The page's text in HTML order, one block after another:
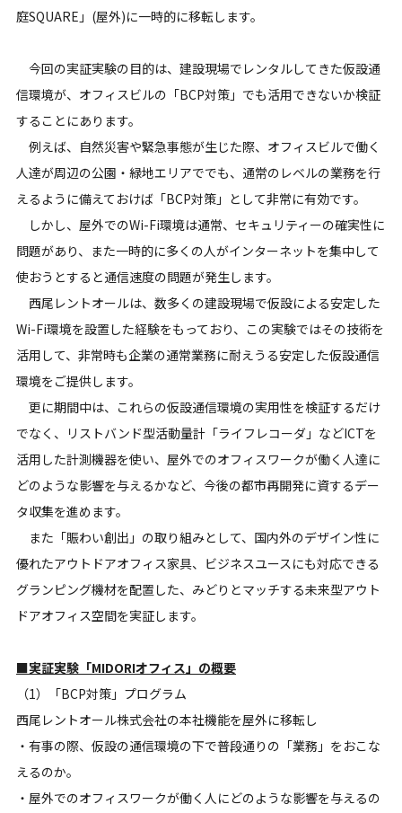
庭SQUARE」(屋外)に一時的に移転します。
今回の実証実験の目的は、建設現場でレンタルしてきた仮設通
信環境が、オフィスビルの「BCP対策」でも活用できないか検証
することにあります。
例えば、自然災害や緊急事態が生じた際、オフィスビルで働く
人達が周辺の公園・緑地エリアででも、通常のレベルの業務を行
えるように備えておけば「BCP対策」として非常に有効です。
しかし、屋外でのWi-Fi環境は通常、セキュリティーの確実性に
問題があり、また一時的に多くの人がインターネットを集中して
使おうとすると通信速度の問題が発生します。
西尾レントオールは、数多くの建設現場で仮設による安定した
Wi-Fi環境を設置した経験をもっており、この実験ではその技術を
活用して、非常時も企業の通常業務に耐えうる安定した仮設通信
環境をご提供します。
更に期間中は、これらの仮設通信環境の実用性を検証するだけ
でなく、リストバンド型活動量計「ライフレコーダ」などICTを
活用した計測機器を使い、屋外でのオフィスワークが働く人達に
どのような影響を与えるかなど、今後の都市再開発に資するデー
タ収集を進めます。
また「賑わい創出」の取り組みとして、国内外のデザイン性に
優れたアウトドアオフィス家具、ビジネスユースにも対応できる
グランピング機材を配置した、みどりとマッチする未来型アウト
ドアオフィス空間を実証します。
■実証実験「MIDORIオフィス」の概要
（1）「BCP対策」プログラム
西尾レントオール株式会社の本社機能を屋外に移転し
・有事の際、仮設の通信環境の下で普段通りの「業務」をおこな
えるのか。
・屋外でのオフィスワークが働く人にどのような影響を与えるの